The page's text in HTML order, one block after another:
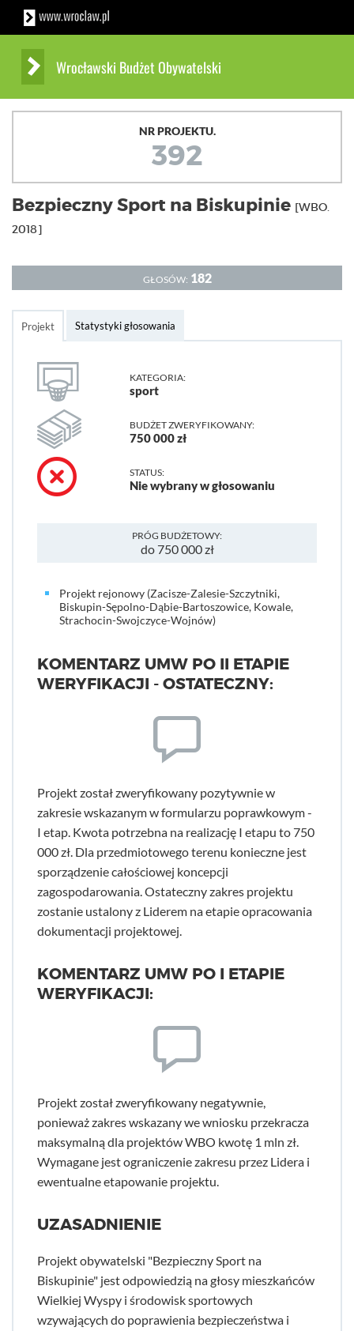
Wrocławski Budżet Obywatelski
NR PROJEKTU.
392
Bezpieczny Sport na Biskupinie [WBO.
2018]
GŁOSÓW: 182
Projekt Statystyki głosowania
KATEGORIA:
sport
BUDŻET ZWERYFIKOWANY:
750 000 zł
STATUS:
Nie wybrany w głosowaniu
PRÓG BUDŻETOWY:
do 750 000 zł
Projekt rejonowy (Zacisze-Zalesie-Szczytniki,
Biskupin-Sępolno-Dąbie-Bartoszowice, Kowale,
Strachocin-Swojczyce-Wojnów)
KOMENTARZ UMW PO II ETAPIE
WERYFIKACJI - OSTATECZNY:
Projekt został zweryfikowany pozytywnie w
zakresie wskazanym w formularzu poprawkowym -
I etap. Kwota potrzebna na realizację I etapu to 750
000 zł. Dla przedmiotowego terenu konieczne jest
sporządzenie całościowej koncepcji
zagospodarowania. Ostateczny zakres projektu
zostanie ustalony z Liderem na etapie opracowania
dokumentacji projektowej.
KOMENTARZ UMW PO I ETAPIE
WERYFIKACJI:
Projekt został zweryfikowany negatywnie,
ponieważ zakres wskazany we wniosku przekracza
maksymalną dla projektów WBO kwotę 1 mln zł.
Wymagane jest ograniczenie zakresu przez Lidera i
ewentualne etapowanie projektu.
UZASADNIENIE
Projekt obywatelski "Bezpieczny Sport na
Biskupinie" jest odpowiedzią na głosy mieszkańców
Wielkiej Wyspy i środowisk sportowych
wzywających do poprawienia bezpieczeństwa i